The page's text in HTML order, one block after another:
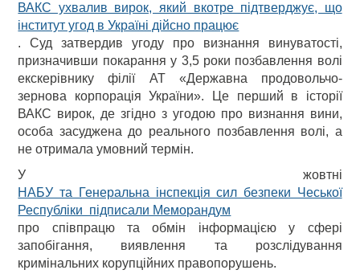
ВАКС ухвалив вирок, який вкотре підтверджує, що
інститут угод в Україні дійсно працює
. Суд затвердив угоду про визнання винуватості,
призначивши покарання у 3,5 роки позбавлення волі
екскерівнику філії АТ «Державна продовольчо-
зернова корпорація України». Це перший в історії
ВАКС вирок, де згідно з угодою про визнання вини,
особа засуджена до реального позбавлення волі, а
не отримала умовний термін.
У жовтні
НАБУ та Генеральна інспекція сил безпеки Чеської
Республіки підписали Меморандум
про співпрацю та обмін інформацією у сфері
запобігання, виявлення та розслідування
кримінальних корупційних правопорушень.